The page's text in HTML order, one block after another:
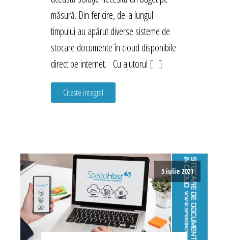
măsură. Din fericire, de-a lungul
timpului au apărut diverse sisteme de
stocare documente în cloud disponibile
direct pe internet. Cu ajutorul […]
Citeste integral
5 iulie 2021